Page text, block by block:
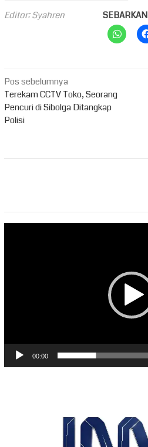
Editor: Syahren SEBARKAN
Navigasi
pos
Pos sebelumnya
Terekam CCTV Toko, Seorang
Pencuri di Sibolga Ditangkap
Polisi
00:00